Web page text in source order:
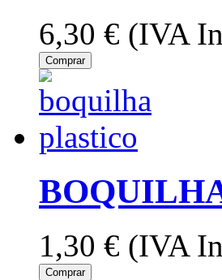
6,30 € (IVA
Comprar
1,30 € (IVA
Comprar